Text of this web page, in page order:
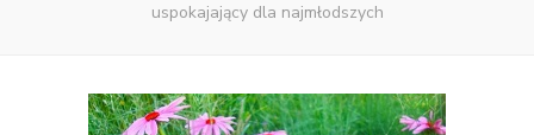
uspokajający dla najmłodszych